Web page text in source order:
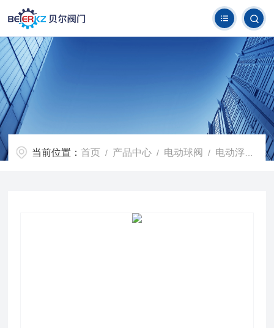
当前位置：首页 / 产品中心 / 电动球阀 / 电动浮动球阀